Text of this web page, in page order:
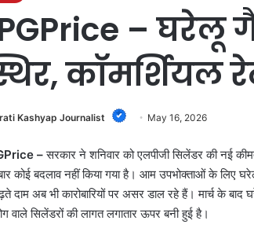
– घरेलू
कॉमर्शियल
Kashyap Journalist May 16, 2026
–सरकार ने शनिवार को एलपीजी सिलेंडर की नई
कोई बदलाव नहीं किया गया है। आम उपभोक्ताओं के लिए
दाम अब भी कारोबारियों पर असर डाल रहे हैं। मार्च के
वाले सिलेंडरों की लागत लगातार ऊपर बनी हुई है।